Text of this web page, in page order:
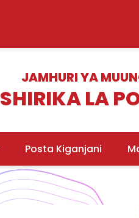
JAMHURI YA
SHIRIKA LA
Posta Kiganjani